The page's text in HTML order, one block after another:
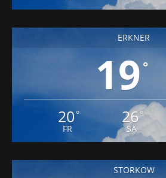
ERKNER
19 °
20 °
FR
26°
SA
STORKOW